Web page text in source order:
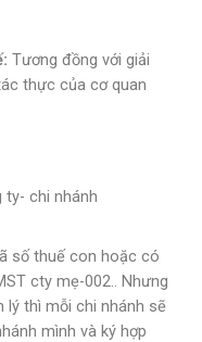
: Tương đồng với giải
thực của cơ quan
ty- chi nhánh
số thuế con hoặc có
cty mẹ-002.. Nhưng
lý thì mỗi chi nhánh sẽ
mình và ký hợp